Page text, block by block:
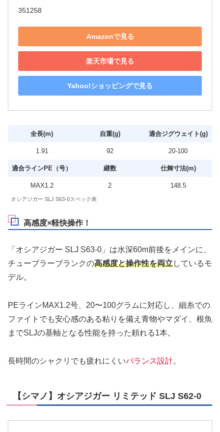
351258
Amazonで見る
楽天市場で見る
Yahoo!ショッピングで見る
全長(m) 自重(g) 適合ジグウェイト(g)
1.91 92 20‐100
適合ラインPE（号） 継数 仕舞寸法(m)
MAX1.2 2 148.5
オシアジガー SLJ S63-0スペック表
高感度×軽快操作！
「オシアジガー SLJ S63-0」は水深60m前後をメインに、
チューブラーブランクの高感度と操作性を両立しているモ
デル。
PEラインMAX1.2号、20〜100グラムに対応し、細糸での
ファイトでも安心感のある粘りを備え青物やマダイ、根魚
までSLJの基軸となる性能を持った頼れる1本。
長時間のシャクリでも疲れにくいバランス設計。
【シマノ】オシアジガー リミテッド SLJ S62-0